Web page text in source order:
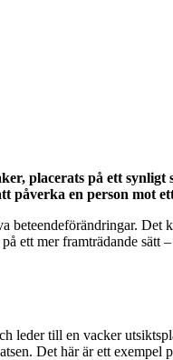
placerats på ett synligt
en person mot
Det
ett mer framträdande
leder till en vacker
Det här är ett exempel